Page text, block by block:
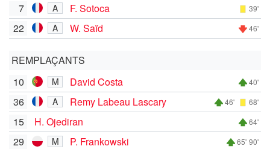
7 A F. Sotoca 39'
22 A W. Saïd 46'
REMPLAÇANTS
10
M David Costa 40'
36 A Remy Labeau Lascary 46' 68'
15 H. Ojediran 64'
29 M P. Frankowski 65' 90'